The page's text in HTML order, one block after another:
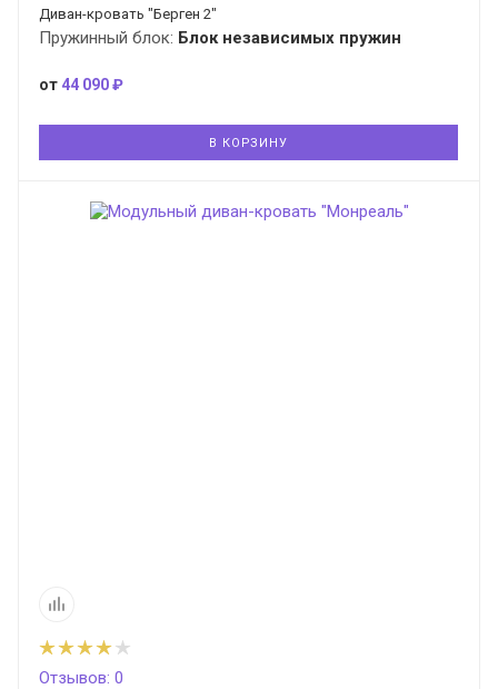
Диван-кровать "Берген 2"
Пружинный блок: Блок независимых пружин
от 44 090 ₽
В КОРЗИНУ
Отзывов: 0